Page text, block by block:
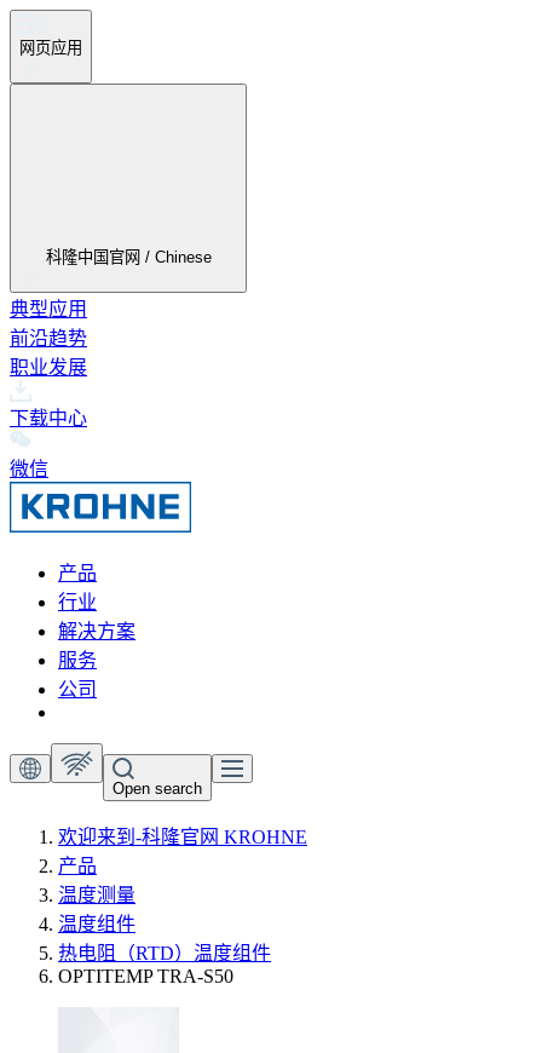
网页应用
科隆中国官网 / Chinese
典型应用
前沿趋势
职业发展
下载中心
微信
产品
行业
解决方案
服务
公司
Open search
欢迎来到-科隆官网 KROHNE
产品
温度测量
温度组件
热电阻（RTD）温度组件
OPTITEMP TRA-S50